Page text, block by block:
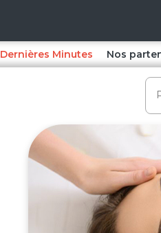
Dernières Minutes Nos